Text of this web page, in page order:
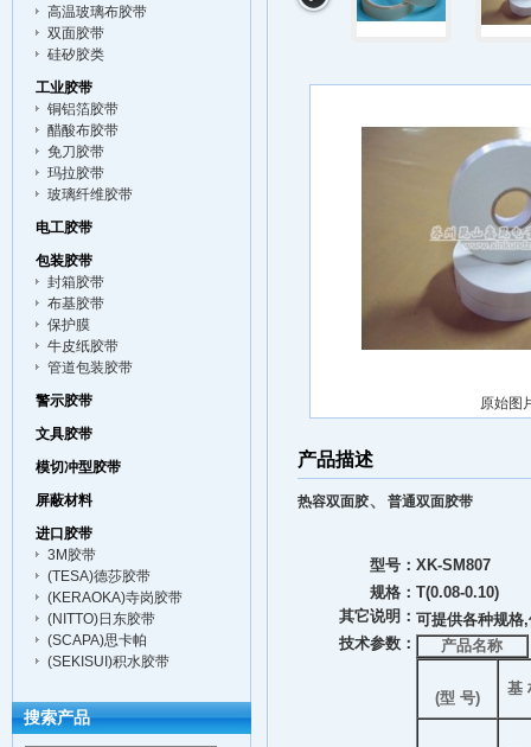
原始图
产品描述
热容双面胶、 普通双面胶带
型号： XK-SM807
规格： T(0.08-0.10)
其它说明： 可提供各种规格
技术参数：
产品名称
(型 号)
基
高温玻璃布胶带
双面胶带
硅矽胶类
工业胶带
铜铝箔胶带
醋酸布胶带
免刀胶带
玛拉胶带
玻璃纤维胶带
电工胶带
包装胶带
封箱胶带
布基胶带
保护膜
牛皮纸胶带
管道包装胶带
警示胶带
文具胶带
模切冲型胶带
屏蔽材料
进口胶带
3M胶带
(TESA)德莎胶带
(KERAOKA)寺岗胶带
(NITTO)日东胶带
(SCAPA)思卡帕
(SEKISUI)积水胶带
搜索产品